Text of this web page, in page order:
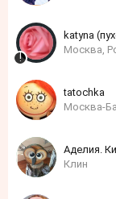
katyna
Москва,
tatochka
Москва-
Аделия.
Клин